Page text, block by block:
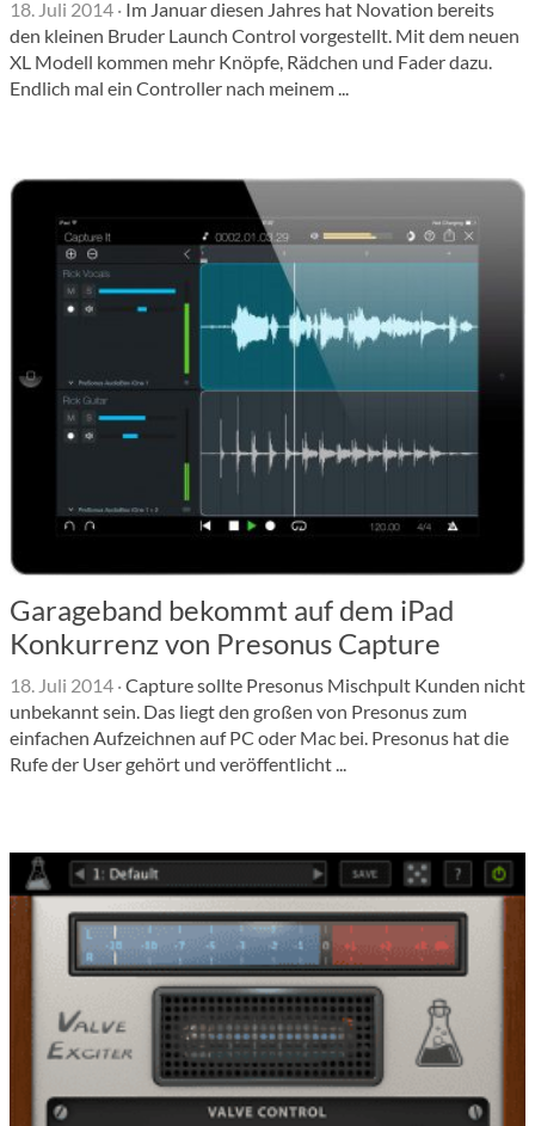
18. Juli 2014 · Im Januar diesen Jahres hat Novation bereits
den kleinen Bruder Launch Control vorgestellt. Mit dem neuen
XL Modell kommen mehr Knöpfe, Rädchen und Fader dazu.
Endlich mal ein Controller nach meinem ...
Garageband bekommt auf dem iPad
Konkurrenz von Presonus Capture
18. Juli 2014 ·Capture sollte Presonus Mischpult Kunden nicht
unbekannt sein. Das liegt den großen von Presonus zum
einfachen Aufzeichnen auf PC oder Mac bei. Presonus hat die
Rufe der User gehört und veröffentlicht ...